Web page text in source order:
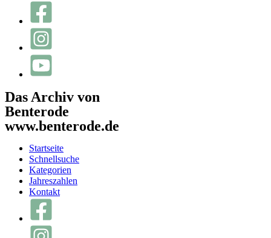
Das Archiv von
Benterode
www.benterode.de
Startseite
Schnellsuche
Kategorien
Jahreszahlen
Kontakt